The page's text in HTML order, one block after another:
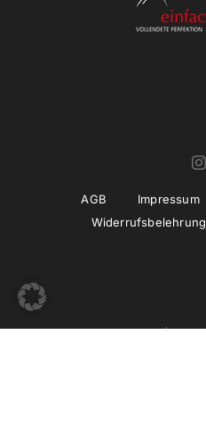
AGB Impressum
Widerrufsbelehrung